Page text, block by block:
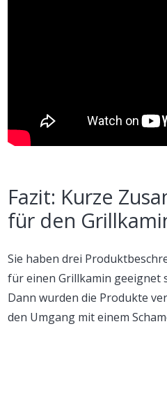
Fazit: Kurze
für den
Sie haben drei
für einen Grillkamin geeignet
Dann wurden die Produkte
den Umgang mit einem